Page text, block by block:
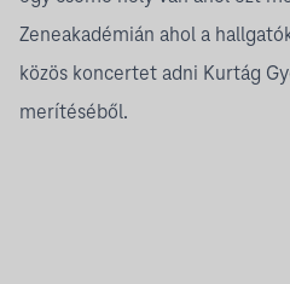
Zeneakadémián ahol a
közös koncertet adni Kurtág
merítéséből.